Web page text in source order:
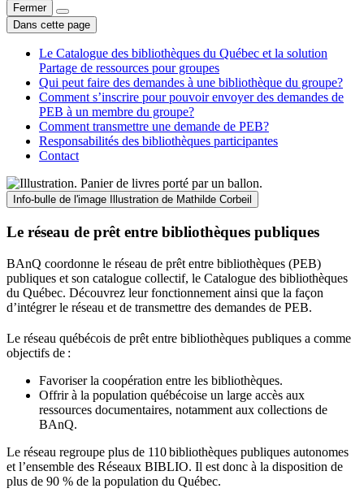
Fermer
Dans cette page
Le Catalogue des bibliothèques du Québec et la solution
Partage de ressources pour groupes
Qui peut faire des demandes à une bibliothèque du groupe?
Comment s’inscrire pour pouvoir envoyer des demandes de
PEB à un membre du groupe?
Comment transmettre une demande de PEB?
Responsabilités des bibliothèques participantes
Contact
Info-bulle de l'image Illustration de Mathilde Corbeil
Le réseau de prêt entre bibliothèques publiques
BAnQ coordonne le réseau de prêt entre bibliothèques (PEB)
publiques et son catalogue collectif, le Catalogue des bibliothèques
du Québec. Découvrez leur fonctionnement ainsi que la façon
d’intégrer le réseau et de transmettre des demandes de PEB.
Le réseau québécois de prêt entre bibliothèques publiques a comme
objectifs de :
Favoriser la coopération entre les bibliothèques.
Offrir à la population québécoise un large accès aux
ressources documentaires, notamment aux collections de
BAnQ.
Le réseau regroupe plus de 110bibliothèques publiques autonomes
et l’ensemble des Réseaux BIBLIO. Il est donc à la disposition de
plus de 90 % de la population du Québec.